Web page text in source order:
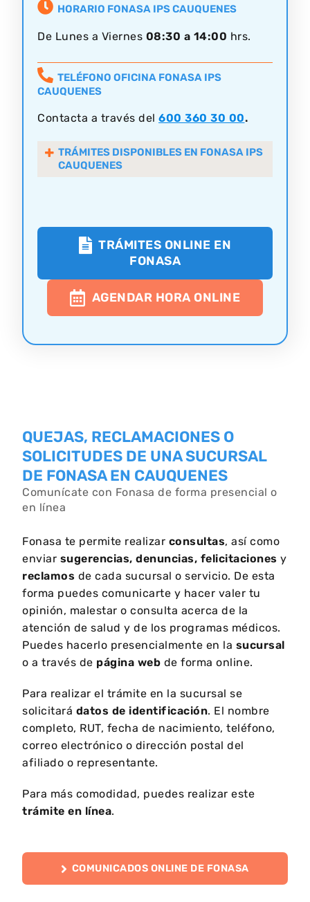
HORARIO FONASA IPS CAUQUENES
De Lunes a Viernes 08:30 a 14:00 hrs.
TELÉFONO OFICINA FONASA IPS
CAUQUENES
Contacta a través del 600 360 30 00.
TRÁMITES DISPONIBLES EN FONASA IPS
CAUQUENES
TRÁMITES ONLINE EN
FONASA
AGENDAR HORA ONLINE
QUEJAS, RECLAMACIONES O
SOLICITUDES DE UNA SUCURSAL
DE FONASA EN CAUQUENES
Comunícate con Fonasa de forma presencial o
en línea
Fonasa te permite realizar consultas, así como
enviar sugerencias, denuncias, felicitaciones y
reclamos de cada sucursal o servicio. De esta
forma puedes comunicarte y hacer valer tu
opinión, malestar o consulta acerca de la
atención de salud y de los programas médicos.
Puedes hacerlo presencialmente en la sucursal
o a través de página web de forma online.
Para realizar el trámite en la sucursal se
solicitará datos de identificación. El nombre
completo, RUT, fecha de nacimiento, teléfono,
correo electrónico o dirección postal del
afiliado o representante.
Para más comodidad, puedes realizar este
trámite en línea.
COMUNICADOS ONLINE DE FONASA